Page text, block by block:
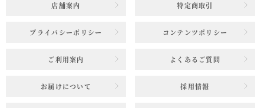
店舗案内 特定商取引
プライバシーポリシー コンテンツポリシー
ご利用案内 よくあるご質問
お届けについて 採用情報